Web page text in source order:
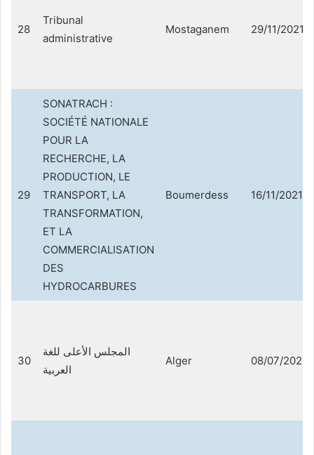
28
Tribunal
administrative
Mostaganem 29/11/2021
29
SONATRACH :
SOCIÉTÉ NATIONALE
POUR LA
RECHERCHE, LA
PRODUCTION, LE
TRANSPORT, LA
TRANSFORMATION,
ET LA
COMMERCIALISATION
DES
HYDROCARBURES
Boumerdess 16/11/2021
30
المجلس الأعلى للغة
العربية
Alger 08/07/2021